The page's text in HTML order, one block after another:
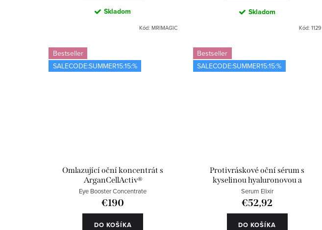
o
Skladom
Kód: MRIMAGIC
Skladom
Kód: 1129
Bestseller
SALECODE:SUMMER15:15:%
Omlazující oční koncentrát s
ArganCellActiv®
Eye Booster Concentrate
€190
DO KOŠÍKA
Bestseller
SALECODE:SUMMER15:15:%
Protivráskové oční sérum s
kyselinou hyaluronovou a
Matrixylem
Serum Elixir
€52,92
DO KOŠÍKA